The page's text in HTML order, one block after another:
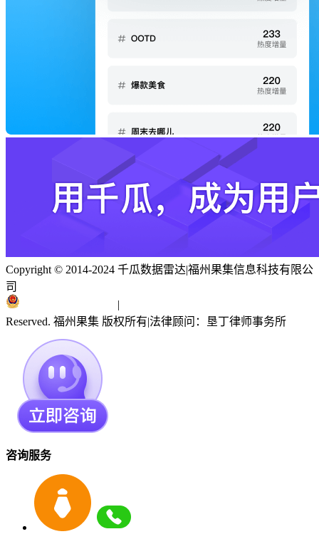
Copyright © 2014-2024 千瓜数据雷达|福州果集信息科技有限公
司
|
Reserved. 福州果集 版权所有|法律顾问：垦丁律师事务所
咨询服务